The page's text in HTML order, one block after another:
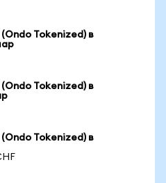
Tokenized) в
Tokenized) в
Tokenized) в